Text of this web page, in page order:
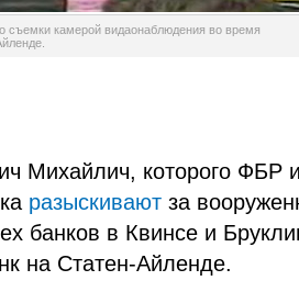
съемки камерой видаонаблюдения во время
Михайлич, которого ФБР
разыскивают за
банков в Квинсе и
на Статен-Айленде.